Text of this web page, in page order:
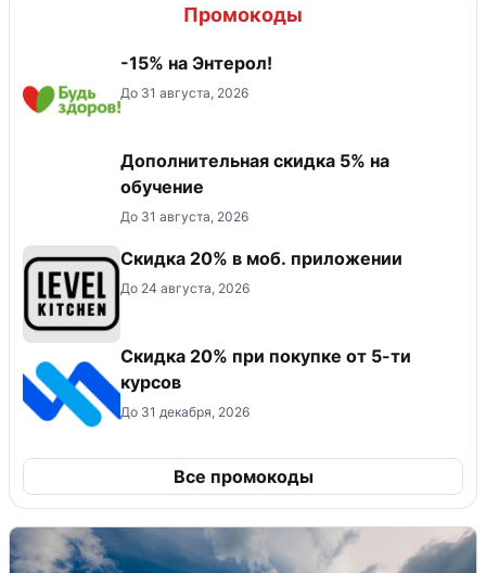
Промокоды
-15% на Энтерол!
До 31 августа, 2026
Дополнительная скидка 5% на
обучение
До 31 августа, 2026
Скидка 20% в моб. приложении
До 24 августа, 2026
Скидка 20% при покупке от 5-ти
курсов
До 31 декабря, 2026
Все промокоды